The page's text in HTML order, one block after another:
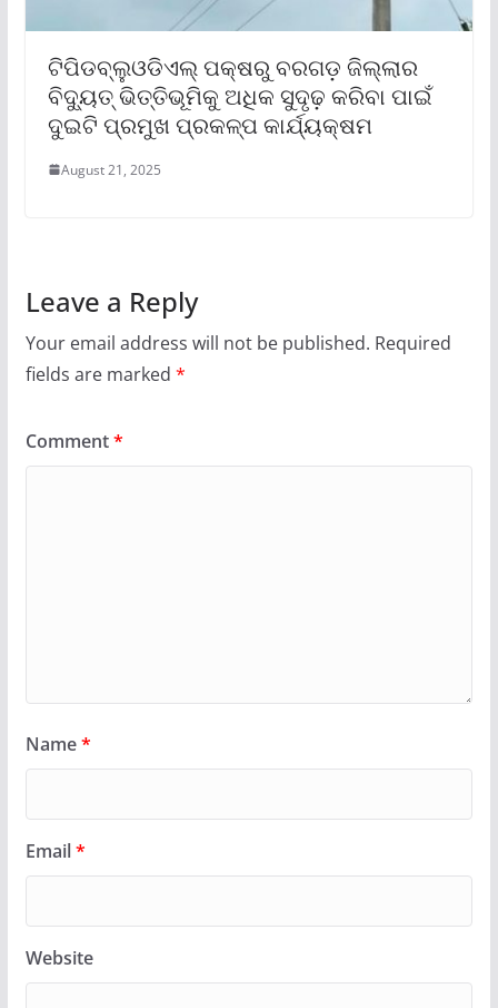
ଟିପିଡବ୍ଲୁଓଡିଏଲ୍ ପକ୍ଷରୁ ବରଗଡ଼ ଜିଲ୍ଲାର
ବିଦ୍ୟୁତ୍ ଭିତ୍ତିଭୂମିକୁ ଅଧିକ ସୁଦୃଢ଼ କରିବା ପାଇଁ
ଦୁଇଟି ପ୍ରମୁଖ ପ୍ରକଳ୍ପ କାର୍ଯ୍ୟକ୍ଷମ
August 21, 2025
Leave a Reply
Your email address will not be published. Required
fields are marked *
Comment*
Name*
Email*
Website